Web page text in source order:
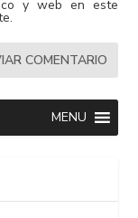
y web en este
MENU